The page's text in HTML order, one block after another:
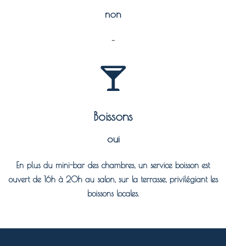
non
–
Boissons
oui
En plus du mini-bar des chambres, un service boisson est
ouvert de 16h à 20h au salon, sur la terrasse, privilégiant les
boissons locales.